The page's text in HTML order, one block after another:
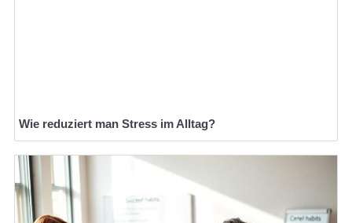
Wie reduziert man Stress im Alltag?